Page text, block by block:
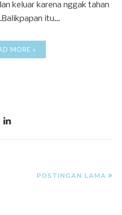
keluar karena nggak tahan
itu...
MORE »
POSTINGAN LAMA